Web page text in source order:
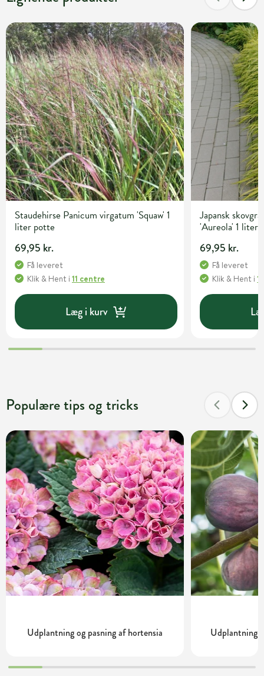
Staudehirse Panicum virgatum 'Squaw' 1
liter potte
69,95 kr.
Få leveret
Klik & Hent i 11 centre
Læg i kurv
Japansk
'Aureola' 1 liter
69,95 kr.
Få leveret
Klik & Hent i
Populære tips og tricks
Udplantning og pasning af hortensia Udplantning